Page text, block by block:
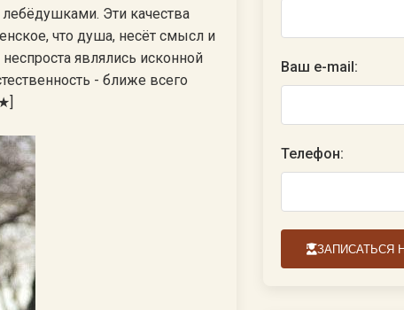
Эти качества
что душа, несёт смысл и
являлись исконной
- ближе всего
Ваш e-mail:
Телефон:
ЗАПИСАТЬСЯ